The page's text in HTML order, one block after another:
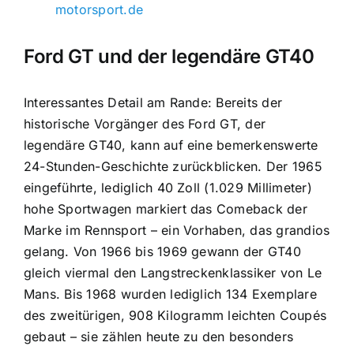
motorsport.de
Ford GT und der legendäre GT40
Interessantes Detail am Rande: Bereits der
historische Vorgänger des Ford GT, der
legendäre GT40, kann auf eine bemerkenswerte
24-Stunden-Geschichte zurückblicken. Der 1965
eingeführte, lediglich 40 Zoll (1.029 Millimeter)
hohe Sportwagen markiert das Comeback der
Marke im Rennsport – ein Vorhaben, das grandios
gelang. Von 1966 bis 1969 gewann der GT40
gleich viermal den Langstreckenklassiker von Le
Mans. Bis 1968 wurden lediglich 134 Exemplare
des zweitürigen, 908 Kilogramm leichten Coupés
gebaut – sie zählen heute zu den besonders